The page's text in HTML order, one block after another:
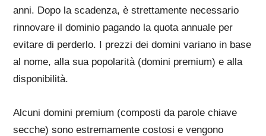
anni. Dopo la scadenza, è strettamente necessario
rinnovare il dominio pagando la quota annuale per
evitare di perderlo. I prezzi dei domini variano in base
al nome, alla sua popolarità (domini premium) e alla
disponibilità.
Alcuni domini premium (composti da parole chiave
secche) sono estremamente costosi e vengono